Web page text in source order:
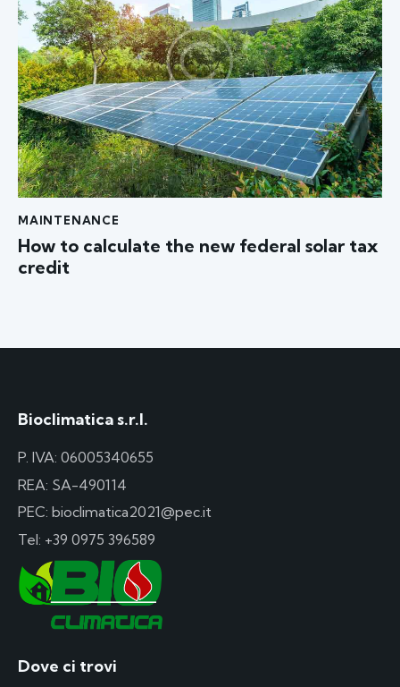
MAINTENANCE
How to calculate the new federal solar tax
credit
Bioclimatica s.r.l.
P. IVA: 06005340655
REA: SA-490114
PEC: bioclimatica2021@pec.it
Tel: +39 0975 396589
Dove ci trovi